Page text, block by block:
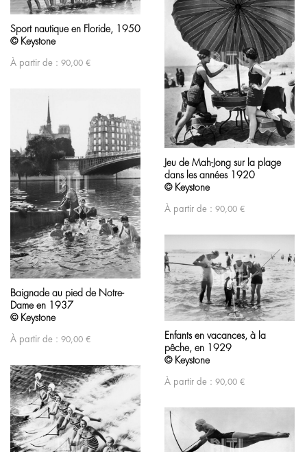
Sport nautique en Floride, 1950
© Keystone
À partir de : 90,00 €
Jeu de Mah-Jong sur la plage
dans les années 1920
© Keystone
À partir de : 90,00 €
Baignade au pied de Notre-
Dame en 1937
© Keystone
À partir de : 90,00 €
Enfants en vacances, à la
pêche, en 1929
© Keystone
À partir de : 90,00 €